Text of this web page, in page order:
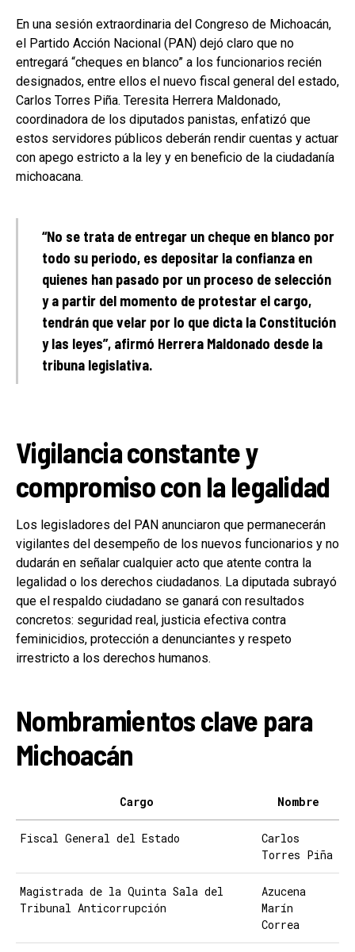
En una sesión extraordinaria del Congreso de Michoacán,
el Partido Acción Nacional (PAN) dejó claro que no
entregará “cheques en blanco” a los funcionarios recién
designados, entre ellos el nuevo fiscal general del estado,
Carlos Torres Piña. Teresita Herrera Maldonado,
coordinadora de los diputados panistas, enfatizó que
estos servidores públicos deberán rendir cuentas y actuar
con apego estricto a la ley y en beneficio de la ciudadanía
michoacana.
“No se trata de entregar un cheque en blanco por
todo su periodo, es depositar la confianza en
quienes han pasado por un proceso de selección
y a partir del momento de protestar el cargo,
tendrán que velar por lo que dicta la Constitución
y las leyes”, afirmó Herrera Maldonado desde la
tribuna legislativa.
Vigilancia constante y
compromiso con la legalidad
Los legisladores del PAN anunciaron que permanecerán
vigilantes del desempeño de los nuevos funcionarios y no
dudarán en señalar cualquier acto que atente contra la
legalidad o los derechos ciudadanos. La diputada subrayó
que el respaldo ciudadano se ganará con resultados
concretos: seguridad real, justicia efectiva contra
feminicidios, protección a denunciantes y respeto
irrestricto a los derechos humanos.
Nombramientos clave para
Michoacán
Cargo Nombre
Fiscal General del Estado
Carlos
Torres Piña
Magistrada de la Quinta Sala del
Tribunal Anticorrupción
Azucena
Marín
Correa